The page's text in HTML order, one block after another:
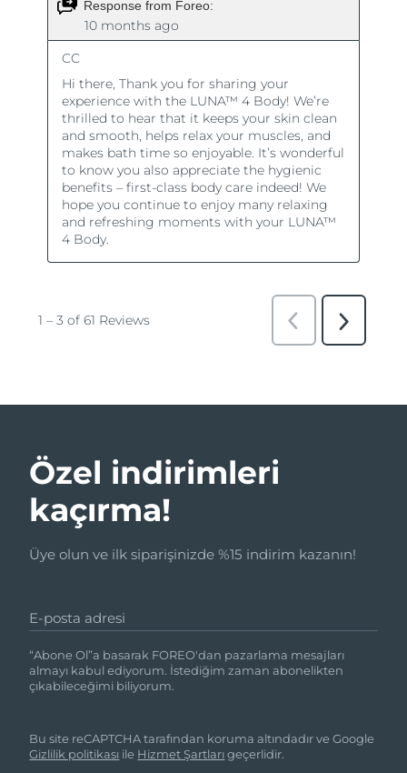
Özel indirimleri
kaçırma!
Üye olun ve ilk siparişinizde %15 indirim kazanın!
E-posta adresi
“Abone Ol”a basarak FOREO'dan pazarlama mesajları
almayı kabul ediyorum. İstediğim zaman abonelikten
çıkabileceğimi biliyorum.
Bu site reCAPTCHA tarafından koruma altındadır ve Google
Gizlilik politikası ile Hizmet Şartlarıgeçerlidir.